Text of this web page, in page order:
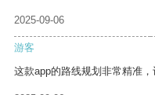
2025-09-06
游客
这款app的路线规划非常精准，